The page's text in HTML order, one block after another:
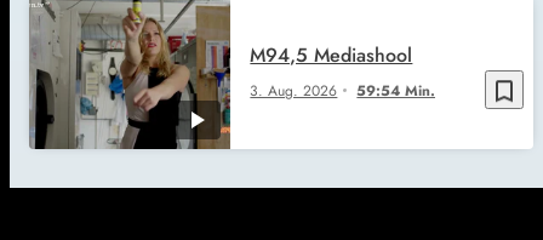
bookmark_border
3. Aug. 2026 59:54 Min.
M94,5 Mediashool